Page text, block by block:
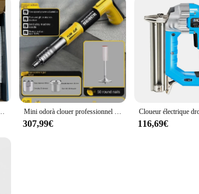
2 modes avec 500 tronic les, 500 N64.( sans batterie), 18GA, 2 en 1 Mini odorà clouer professionnel pour murs en béton et en ciment, avec silencieux intégré
307,99€ 116,69€